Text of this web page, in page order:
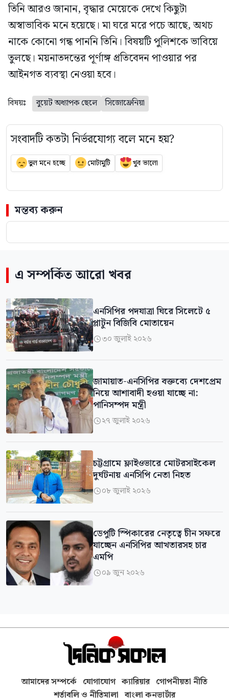
তিনি আরও জানান, বৃদ্ধার মেয়েকে দেখে কিছুটা
অস্বাভাবিক মনে হয়েছে। মা ঘরে মরে পচে আছে, অথচ
নাকে কোনো গন্ধ পাননি তিনি। বিষয়টি পুলিশকে ভাবিয়ে
তুলছে। ময়নাতদন্তের পূর্ণাঙ্গ প্রতিবেদন পাওয়ার পর
আইনগত ব্যবস্থা নেওয়া হবে।
বিষয়ঃ বুয়েট অধ্যাপক ছেলে সিজোফ্রেনিয়া
সংবাদটি কতটা নির্ভরযোগ্য বলে মনে হয়?
ভুল মনে হচ্ছে মোটামুটি খুব ভালো
মন্তব্য করুন
এ সম্পর্কিত আরো খবর
এনসিপির পদযাত্রা ঘিরে সিলেটে ৫
প্লাটুন বিজিবি মোতায়েন
৩০ জুলাই ২০২৬
জামায়াত-এনসিপির বক্তব্যে দেশপ্রেম
নিয়ে আশাবাদী হওয়া যাচ্ছে না:
পানিসম্পদ মন্ত্রী
২৭ জুলাই ২০২৬
চট্টগ্রামে ফ্লাইওভারে মোটরসাইকেল
দুর্ঘটনায় এনসিপি নেতা নিহত
০৮ জুলাই ২০২৬
ডেপুটি স্পিকারের নেতৃত্বে চীন সফরে
যাচ্ছেন এনসিপির আখতারসহ চার
এমপি
০৯ জুন ২০২৬
আমাদের সম্পর্কে যোগাযোগ ক্যারিয়ার গোপনীয়তা নীতি
শর্তাবলি ও নীতিমালা বাংলা কনভার্টার